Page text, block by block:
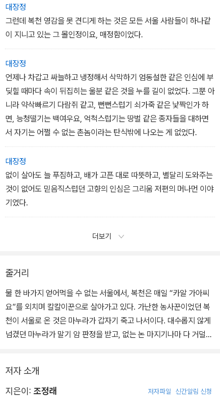
었다.
“어!”
복천 영감은 소리쳤다.
녀석은 차도로 막 뛰어내리고 있는 참이었다.
＿「그래도 내일」 중에서
대장정
그런데 복천 영감을 못 견디게 하는 것은 모든 서울 사람들이 하나같
이 지니고 있는 그 몰인정이요, 매정함이었다.
대장정
언제나 차갑고 싸늘하고 냉정해서 삭막하기 엄동설한 같은 인심에 부
딪힐 때마다 속이 뒤집히는 울분 같은 것을 누를 길이 없었다. 그뿐 아
니라 약삭빠르기 다람쥐 같고, 뻔뻔스럽기 쇠가죽 같은 낯짝인가 하
면, 능청떨기는 백여우요, 억척스럽기는 땅벌 같은 종자들을 대하면
서 자기는 어쩔 수 없는 촌놈이라는 탄식밖에 나오는 게 없었다.
대장정
없이 살아도 늘 푸짐하고, 배가 고픈 대로 따뜻하고, 별달리 도와주는
것이 없어도 믿음직스럽던 고향의 인심은 그리움 저편의 머나먼 이야
기였다.
더보기
줄거리
물 한 바가지 얻어먹을 수 없는 서울에서, 복천은 매일 “카알 가아씨
요”를 외치며 칼칼이꾼으로 살아가고 있다. 가난한 농사꾼이었던 복
천이 서울로 온 것은 마누라가 갑자기 죽고 나서이다. 대수롭지 않게
넘겼던 마누라가 말기 암 판정을 받고, 없는 논 마지기나마 다 거덜나
들어, 딸은 벌써부터 제 밥벌이를 해내고, 막내아들은 공부를 곧잘 해
복천에게 기쁨을 안겼지만, 그럴수록 복천은 오래 전 편지 한 장 남기
저자 소개
지은이: 조정래 저자파일 신간알림 신청